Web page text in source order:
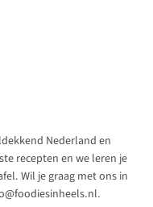
Nederland en
recepten en we leren je
Wil je graag met ons in